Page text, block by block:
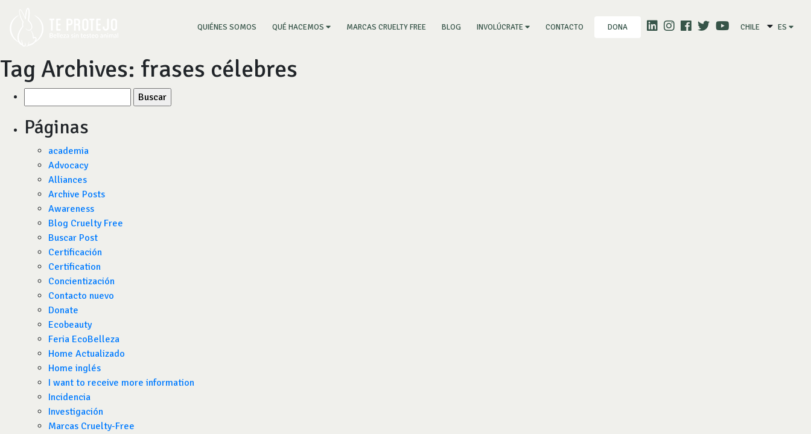
QUIÉNES SOMOS (CURRENT)
QUÉ HACEMOS MARCAS CRUELTY FREE BLOG INVOLÚCRATE CONTACTO DONA CHILE ES
Tag Archives: frases célebres
por:
Páginas
academia
Advocacy
Alliances
Archive Posts
Awareness
Blog Cruelty Free
Buscar Post
Certificación
Certification
Concientización
Contacto nuevo
Donate
Ecobeauty
Feria EcoBelleza
Home Actualizado
Home inglés
I want to receive more information
Incidencia
Investigación
Marcas Cruelty-Free